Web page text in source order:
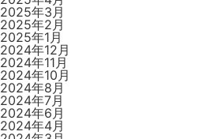
ョ
ン
2025年3月
2025年2月
2025年1月
2024年12月
2024年11月
2024年10月
2024年8月
2024年7月
2024年6月
2024年4月